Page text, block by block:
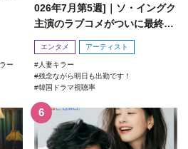
ー
026年7月第5週]｜ソ・イングク
主演のラブコメがついに最終
回！
エンタメ アーティスト
人妻キラー
残念ながら明日も出勤です！
韓国ドラマ視聴率